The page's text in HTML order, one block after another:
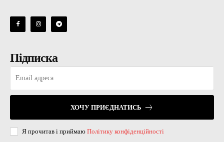
Підписка
ХОЧУ ПРИЄДНАТИСЬ
Я прочитав і приймаю Політику конфіденційності